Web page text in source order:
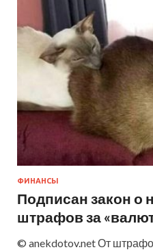
ФИНАНСЫ
Подписан закон о
штрафов за
© anekdotov.net От